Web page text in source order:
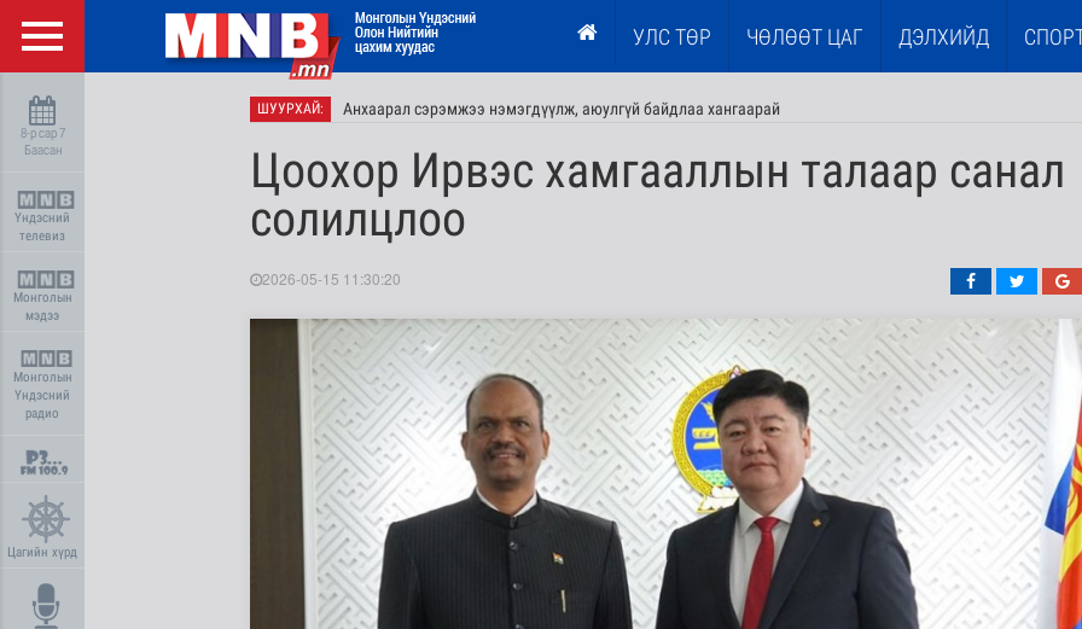
УЛС ТӨР ЧӨЛӨӨТ ЦАГ ДЭЛХИЙД
8-р сар 7
Баасан
Үндэсний
телевиз
Монголын
мэдээ
Монголын
Үндэсний
радио
Цагийн хүрд
ШУУРХАЙ: Анхаарал сэрэмжээ нэмэгдүүлж, аюулгүй байдлаа хангаарай
Цоохор Ирвэс хамгааллын талаар санал
солилцлоо
2026-05-15 11:30:20